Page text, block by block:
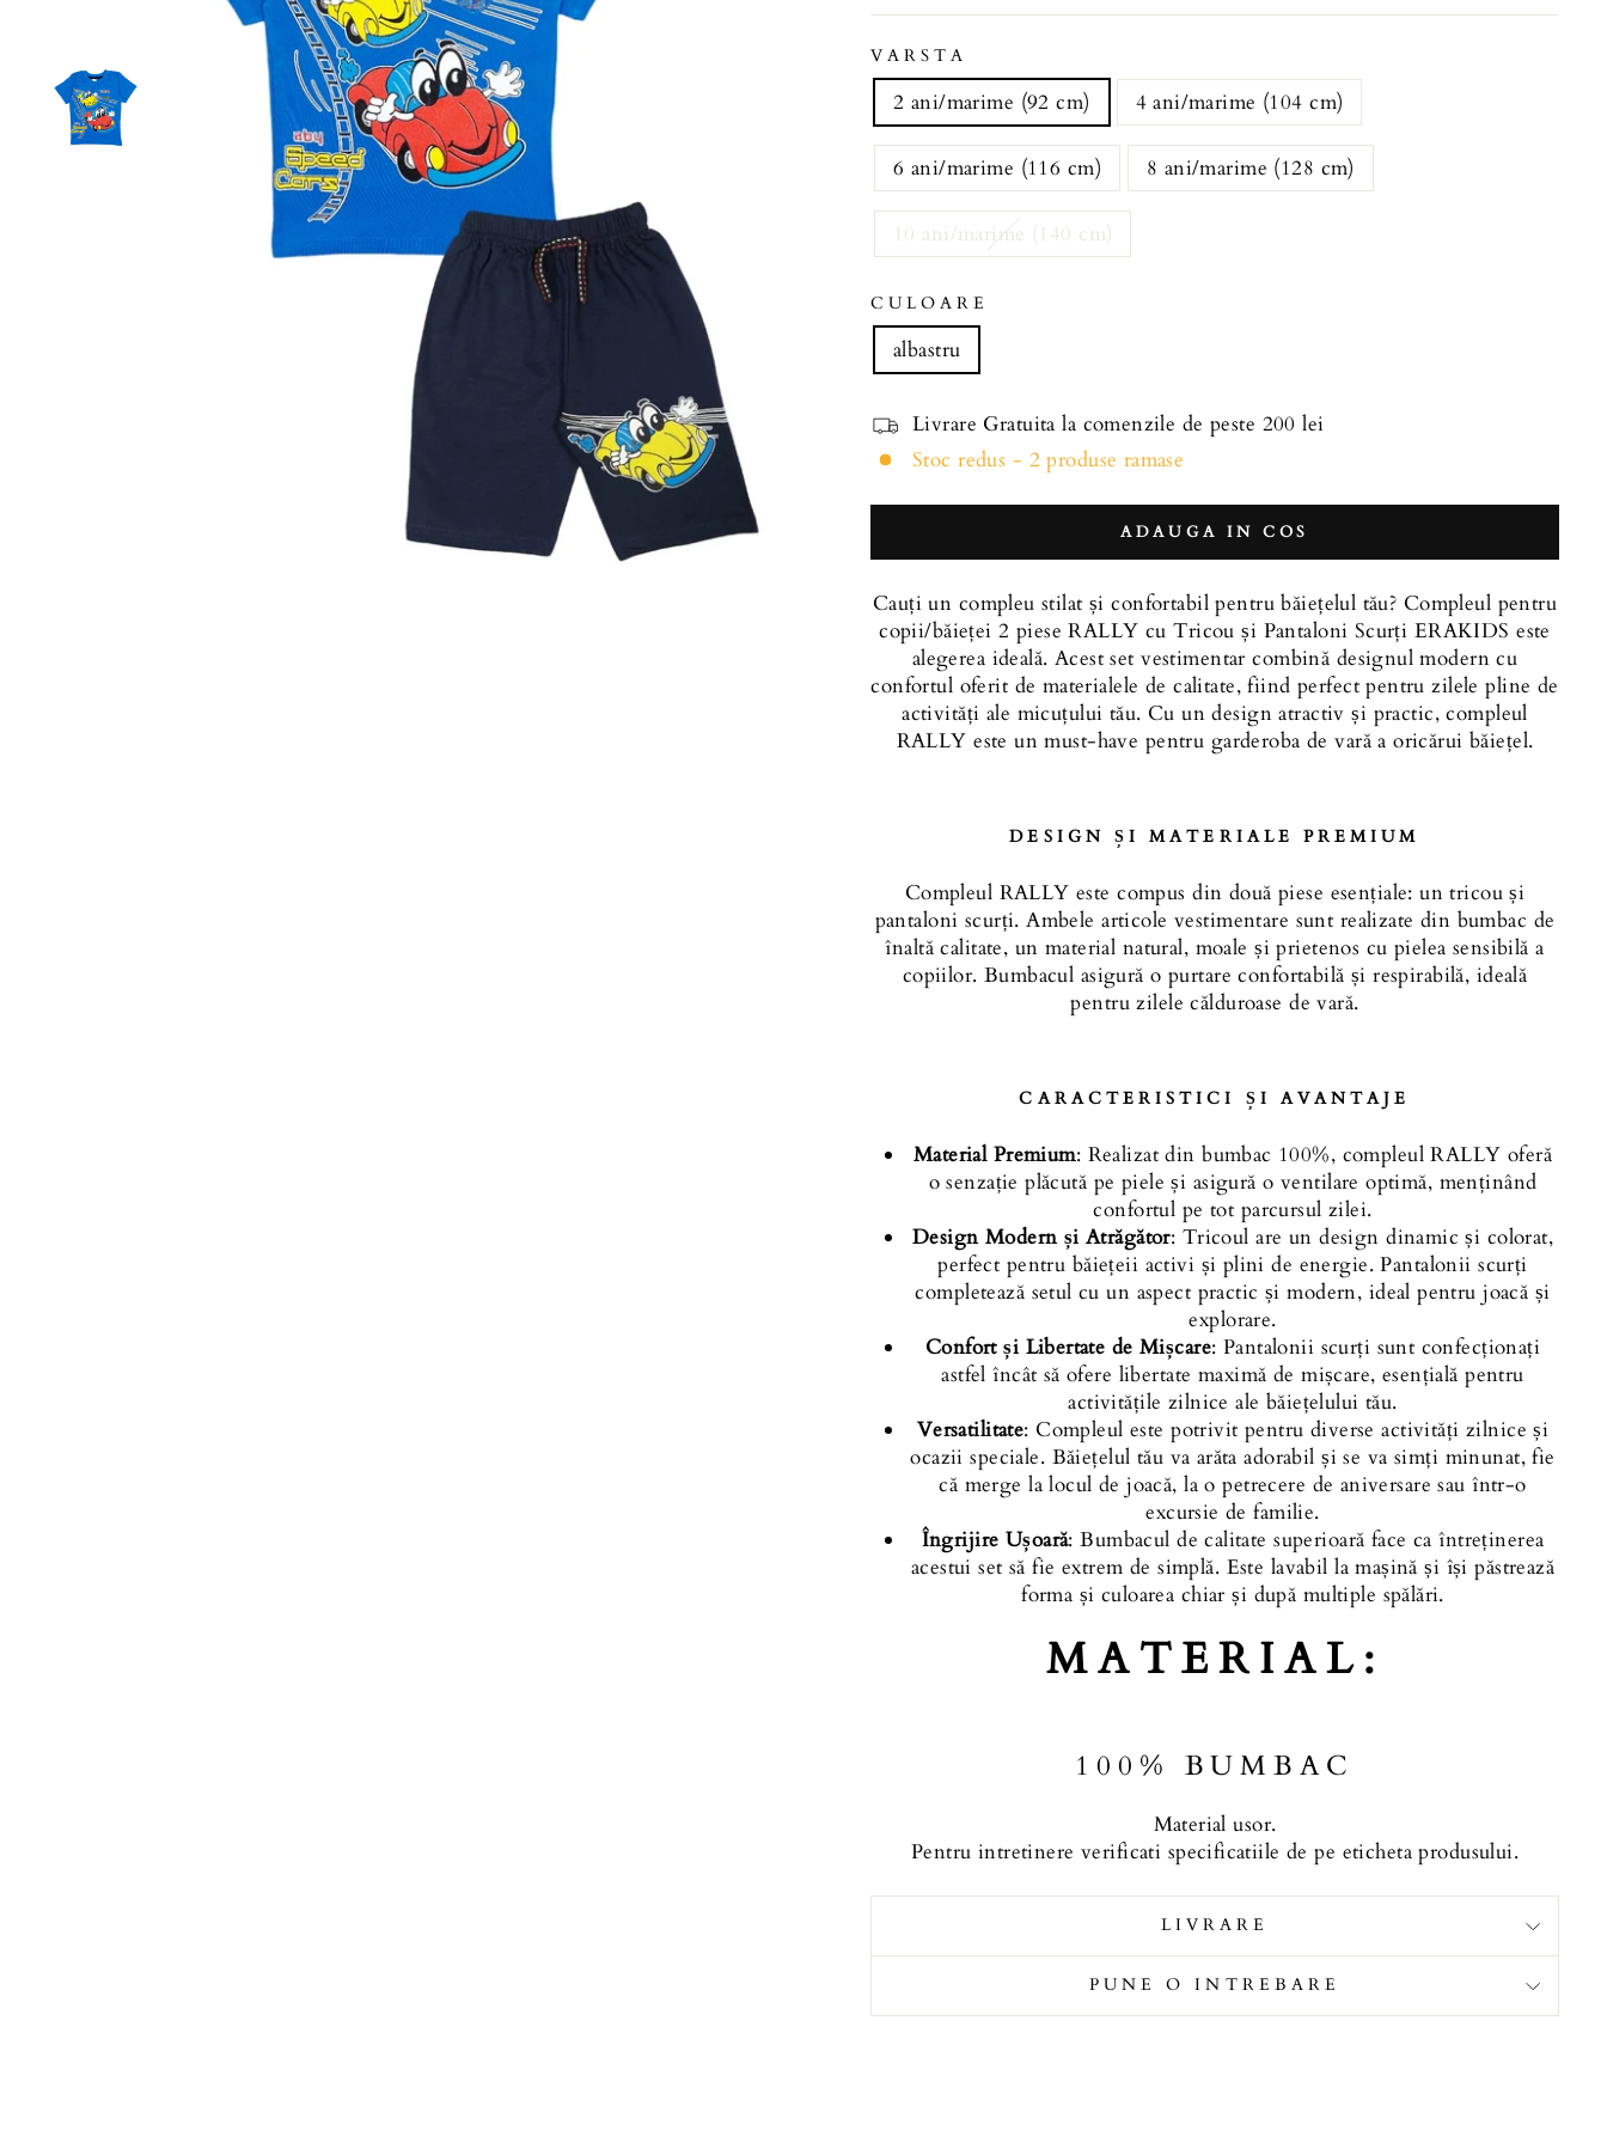
VARSTA
2 ani/marime (92 cm) 4 ani/marime (104 cm)
6 ani/marime (116 cm) 8 ani/marime (128 cm)
10 ani/marime (140 cm)
CULOARE
albastru
Livrare Gratuita la comenzile de peste 200 lei
Stoc redus - 2 produse ramase
ADAUGA IN COS
Cauți un compleu stilat și confortabil pentru băiețelul tău? Compleul pentru
copii/băieței 2 piese RALLY cu Tricou și Pantaloni Scurți ERAKIDS este
alegerea ideală. Acest set vestimentar combină designul modern cu
confortul oferit de materialele de calitate, fiind perfect pentru zilele pline de
activități ale micuțului tău. Cu un design atractiv și practic, compleul
RALLY este un must-have pentru garderoba de vară a oricărui băiețel.
DESIGN ȘI MATERIALE PREMIUM
Compleul RALLY este compus din două piese esențiale: un tricou și
pantaloni scurți. Ambele articole vestimentare sunt realizate din bumbac de
înaltă calitate, un material natural, moale și prietenos cu pielea sensibilă a
copiilor. Bumbacul asigură o purtare confortabilă și respirabilă, ideală
pentru zilele călduroase de vară.
CARACTERISTICI ȘI AVANTAJE
Material Premium: Realizat din bumbac 100%, compleul RALLY oferă
o senzație plăcută pe piele și asigură o ventilare optimă, menținând
confortul pe tot parcursul zilei.
Design Modern și Atrăgător: Tricoul are un design dinamic și colorat,
perfect pentru băiețeii activi și plini de energie. Pantalonii scurți
completează setul cu un aspect practic și modern, ideal pentru joacă și
explorare.
Confort și Libertate de Mișcare: Pantalonii scurți sunt confecționați
astfel încât să ofere libertate maximă de mișcare, esențială pentru
activitățile zilnice ale băiețelului tău.
Versatilitate: Compleul este potrivit pentru diverse activități zilnice și
ocazii speciale. Băiețelul tău va arăta adorabil și se va simți minunat, fie
că merge la locul de joacă, la o petrecere de aniversare sau într-o
excursie de familie.
Îngrijire Ușoară: Bumbacul de calitate superioară face ca întreținerea
acestui set să fie extrem de simplă. Este lavabil la mașină și își păstrează
forma și culoarea chiar și după multiple spălări.
MATERIAL:
100% BUMBAC
Material usor.
Pentru intretinere verificati specificatiile de pe eticheta produsului.
LIVRARE
PUNE O INTREBARE